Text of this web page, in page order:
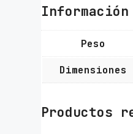
Peso
Dimensiones
Productos